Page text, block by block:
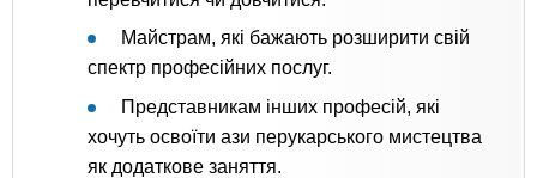
Майстрам, які бажають розширити свій
спектр професійних послуг.
Представникам інших професій, які
хочуть освоїти ази перукарського мистецтва
як додаткове заняття.